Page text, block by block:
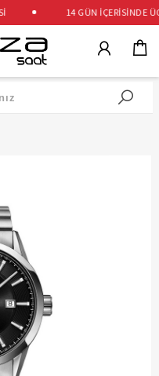
14 GÜN İÇERİSİNDE